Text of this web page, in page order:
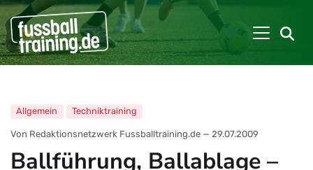
Allgemein Techniktraining
Von Redaktionsnetzwerk Fussballtraining.de — 29.07.2009
Ballführung, Ballablage –